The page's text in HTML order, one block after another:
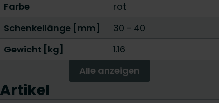
Farbe
rot
Schenkellänge [mm]
30 - 40
Gewicht [kg]
1.16
Alle anzeigen
Artikel